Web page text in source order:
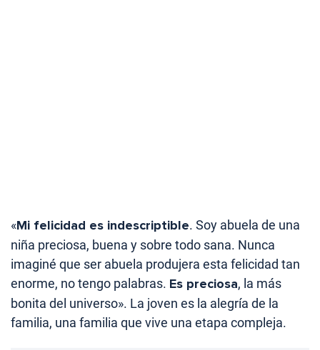
«Mi felicidad es indescriptible. Soy abuela de una
niña preciosa, buena y sobre todo sana. Nunca
imaginé que ser abuela produjera esta felicidad tan
enorme, no tengo palabras. Es preciosa, la más
bonita del universo». La joven es la alegría de la
familia, una familia que vive una etapa compleja.